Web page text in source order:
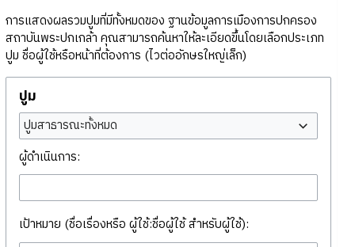
การแสดงผลรวมปูมที่มีทั้งหมดของ ฐานข้อมูลการเมืองการปกครอง
สถาบันพระปกเกล้า คุณสามารถค้นหาให้ละเอียดขึ้นโดยเลือกประเภท
ปูม ชื่อผู้ใช้หรือหน้าที่ต้องการ (ไวต่ออักษรใหญ่เล็ก)
ปูม
ปูมสาธารณะทั้งหมด
ผู้ดำเนินการ:
เป้าหมาย (ชื่อเรื่องหรือ ผู้ใช้:ชื่อผู้ใช้ สำหรับผู้ใช้):